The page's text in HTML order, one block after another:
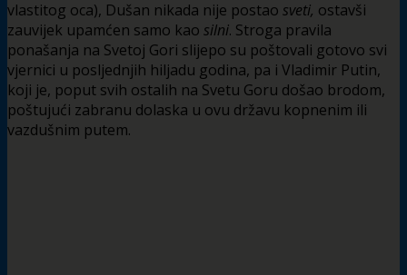
vlastitog oca), Dušan nikada nije postao sveti, ostavši
zauvijek upamćen samo kao silni. Stroga pravila
ponašanja na Svetoj Gori slijepo su poštovali gotovo svi
vjernici u posljednjih hiljadu godina, pa i Vladimir Putin,
koji je, poput svih ostalih na Svetu Goru došao brodom,
poštujući zabranu dolaska u ovu državu kopnenim ili
vazdušnim putem.